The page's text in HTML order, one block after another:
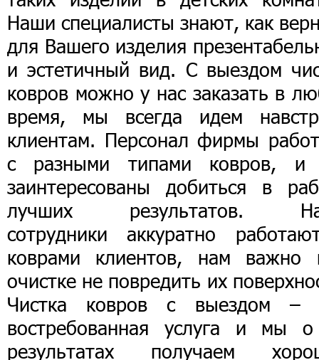
Наши специалисты знают, как
для Вашего изделия
и эстетичный вид. С выездом
ковров можно у нас заказать в
время, мы всегда идем
клиентам. Персонал фирмы
с разными типами ковров,
заинтересованы добиться в
лучших результатов.
сотрудники аккуратно
коврами клиентов, нам важно
очистке не повредить их
Чистка ковров с выездом –
востребованная услуга и мы
результатах получаем